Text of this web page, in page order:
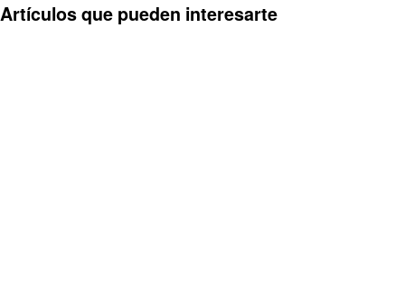
Artículos que pueden interesarte